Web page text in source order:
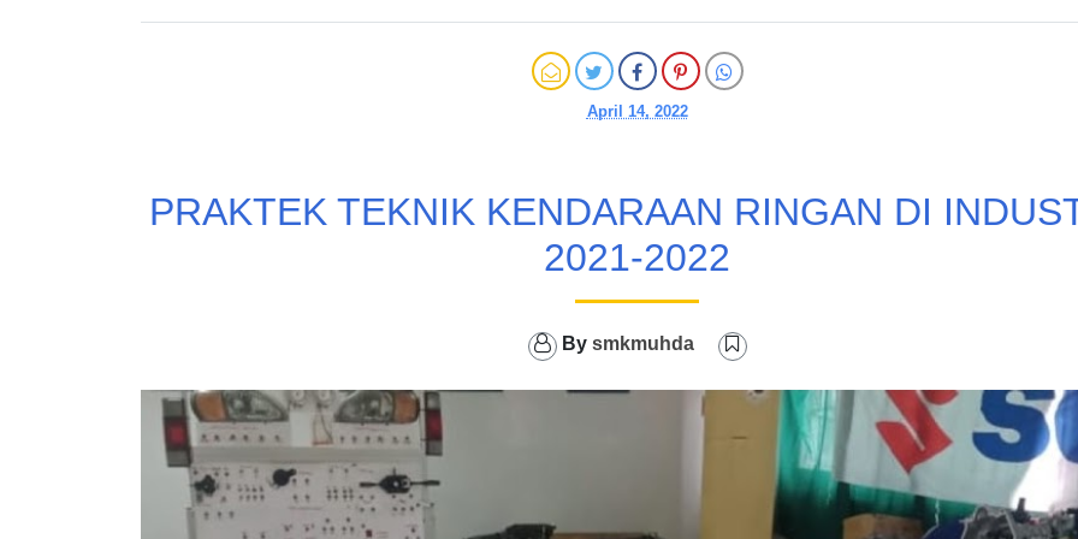
April 14, 2022
PRAKTEK TEKNIK KENDARAAN RINGAN DI
2021-2022
By smkmuhda